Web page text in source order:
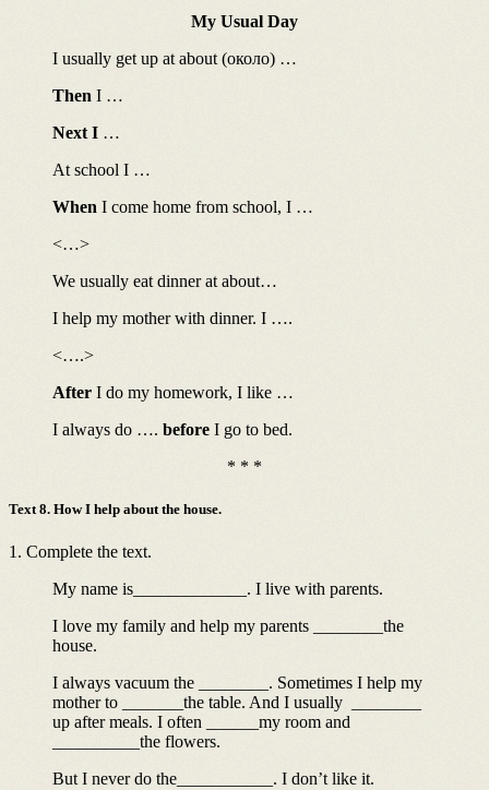
My Usual Day
I usually get up at about (около) …
Then I …
Next I …
At school I …
When I come home from school, I …
<…>
We usually eat dinner at about…
I help my mother with dinner. I ….
<….>
After I do my homework, I like …
I always do …. before I go to bed.
* * *
Text 8. How I help about the house.
1. Complete the text.
My name is_____________. I live with parents.
I love my family and help my parents ________the
house.
I always vacuum the ________. Sometimes I help my
mother to _______the table. And I usually ________
up after meals. I often ______my room and
__________the flowers.
But I never do the___________. I don’t like it.